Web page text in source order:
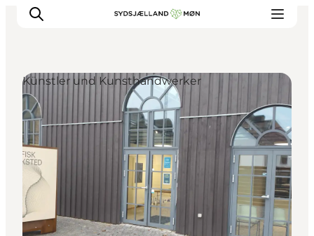
Erleben
Städte und Orte
Events
Essen
Unterkunft
Reise planen
Künstler und Kunsthandwerker